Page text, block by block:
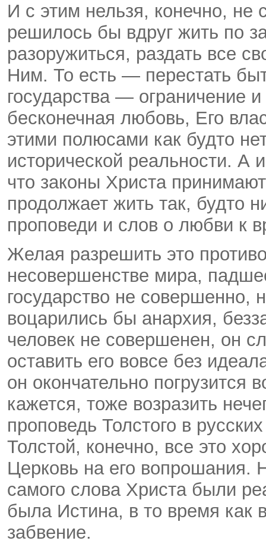
И с этим нельзя, конечно, не
решилось бы вдруг жить по
разоружиться, раздать все
Ним. То есть — перестать
государства — ограничение
бесконечная любовь, Его
этими полюсами как будто
исторической реальности. А
что законы Христа
продолжает жить так, будто
проповеди и слов о любви к
Желая разрешить это
несовершенстве мира,
государство не
воцарились бы анархия,
человек не совершенен, он
оставить его вовсе без
он окончательно погрузится
кажется, тоже возразить
проповедь Толстого в
Толстой, конечно, все это
Церковь на его вопрошания.
самого слова Христа были
была Истина, в то время как
забвение.